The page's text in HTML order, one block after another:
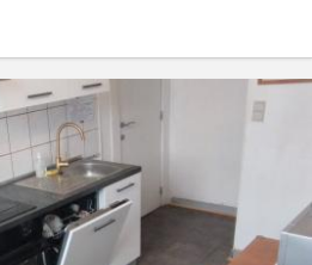
KL 9643
matelas + protège-matelas, bureau +
sous-2vier eau ch/fr. ), volet. Bâtiment
= permis de location. Charges
chauffage, poubelles, taxe de ville,
OPTIQUE, assurance incendie avec...